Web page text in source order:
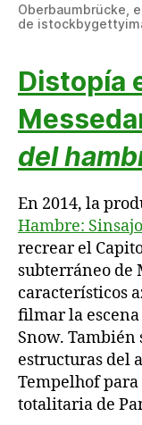
Oberbaumbrücke,
de
Distopía
del
En 2014, la
Hambre:
recrear el
subterráneo de
característicos
filmar la
Snow.
estructuras del
Tempelhof
totalitaria de